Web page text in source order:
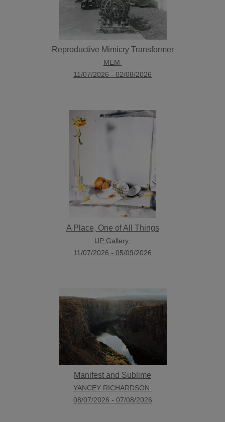
Reproductive Mimicry Transformer
MEM
11/07/2026 - 02/08/2026
A Place, One of All Things
UP Gallery
11/07/2026 - 05/09/2026
Manifest and Sublime
YANCEY RICHARDSON
08/07/2026 - 07/08/2026